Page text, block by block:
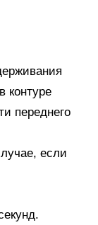
контуре
переднего
если